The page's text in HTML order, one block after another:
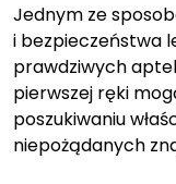
Jednym ze
i bezpieczeństwa
prawdziwych
pierwszej ręki
poszukiwaniu
niepożądanych